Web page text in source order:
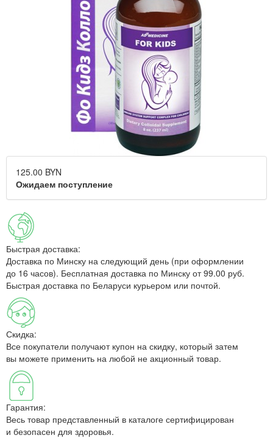
125.00 BYN
Ожидаем поступление
Быстрая доставка:
Доставка по Минску на следующий день (при оформлении
до 16 часов). Бесплатная доставка по Минску от 99.00 руб.
Быстрая доставка по Беларуси курьером или почтой.
Скидка:
Все покупатели получают купон на скидку, который затем
вы можете применить на любой не акционный товар.
Гарантия:
Весь товар представленный в каталоге сертифицирован
и безопасен для здоровья.